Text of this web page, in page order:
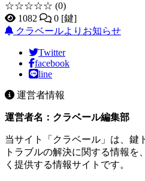
☆☆☆☆☆ (0)
1082
0 [鍵]
クラベールよりお知らせ
Twitter
facebook
line
運営者情報
運営者名：クラベール編集部
当サイト「クラベール」は、鍵
トラブルの解決に関する情報を
く提供する情報サイトです。